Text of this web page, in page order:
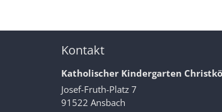
Kontakt
Katholischer Kindergarten
Josef-Fruth-Platz 7
91522 Ansbach